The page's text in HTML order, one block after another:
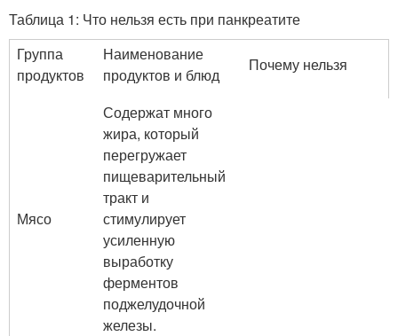
Таблица 1: Что нельзя есть при панкреатите
Группа
продуктов
Наименование
продуктов и блюд
Почему нельзя
Мясо
Содержат много
жира, который
перегружает
пищеварительный
тракт и
стимулирует
усиленную
выработку
ферментов
поджелудочной
железы.